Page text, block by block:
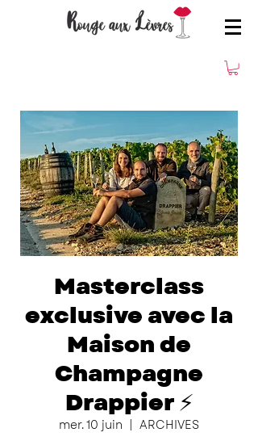
Masterclass
exclusive avec la
Maison de
Champagne
Drappier ⚡️
mer. 10 juin
ARCHIVES